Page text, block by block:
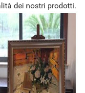
dei nostri prodotti.